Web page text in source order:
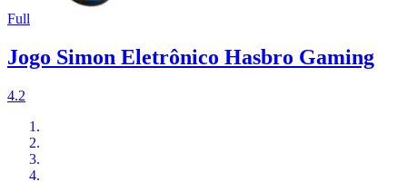
Full
Jogo Simon Eletrônico Hasbro Gaming
4.2